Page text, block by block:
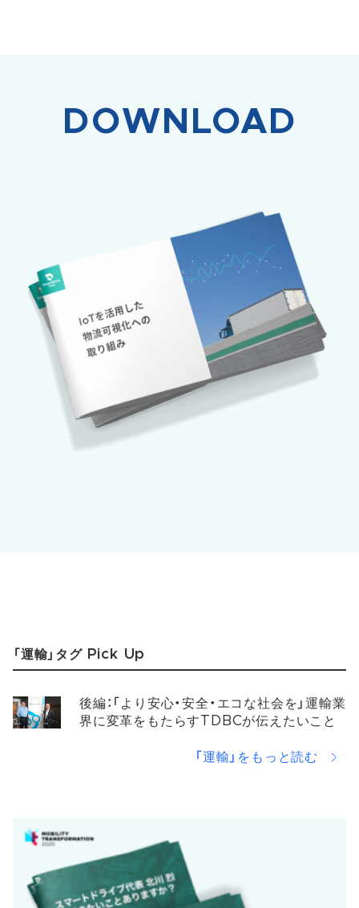
DOWNLOAD
「運輸」タグ Pick Up
後編：「より安心・安全・エコな社会を」運輸業
界に変革をもたらすTDBCが伝えたいこと
「運輸」をもっと読む